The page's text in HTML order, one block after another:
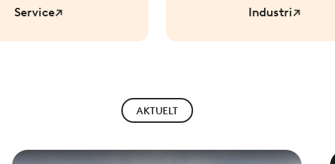
Service Industri
AKTUELT